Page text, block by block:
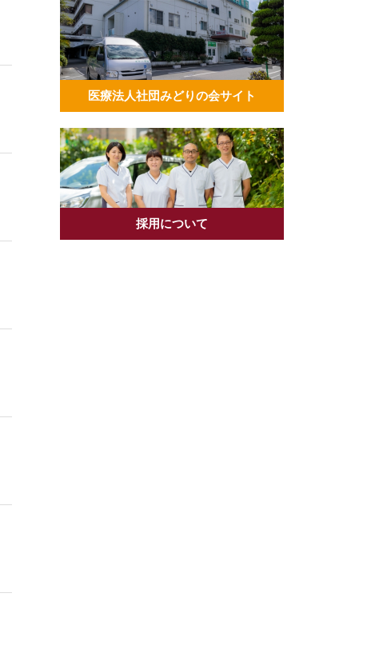
医療法人社団みどりの会サイト
採用について